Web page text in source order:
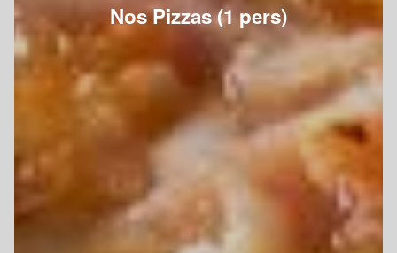
Nos Pizzas (1 pers)